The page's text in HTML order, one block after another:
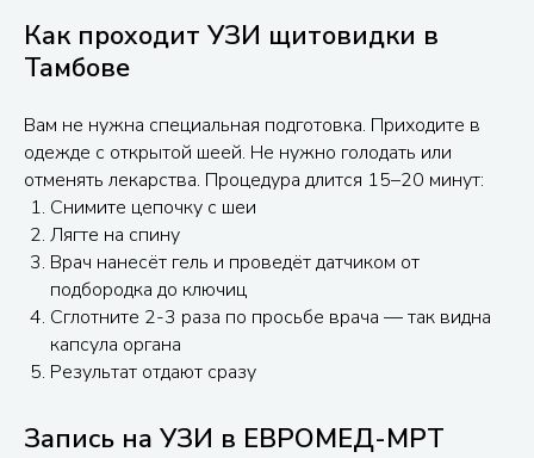
Как проходит УЗИ щитовидки в
Тамбове
Вам не нужна специальная подготовка. Приходите в
одежде с открытой шеей. Не нужно голодать или
отменять лекарства. Процедура длится 15–20 минут:
Снимите цепочку с шеи
Лягте на спину
Врач нанесёт гель и проведёт датчиком от
подбородка до ключиц
Сглотните 2-3 раза по просьбе врача — так видна
капсула органа
Результат отдают сразу
Запись на УЗИ в ЕВРОМЕД-МРТ